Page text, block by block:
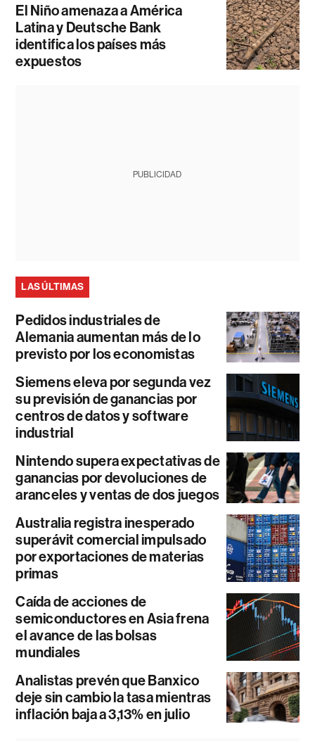
El Niño amenaza a América
Latina y Deutsche Bank
identifica los países más
expuestos
PUBLICIDAD
LAS ÚLTIMAS
Pedidos industriales de
Alemania aumentan más de lo
previsto por los economistas
Siemens eleva por segunda vez
su previsión de ganancias por
centros de datos y software
industrial
Nintendo supera expectativas de
ganancias por devoluciones de
aranceles y ventas de dos juegos
Australia registra inesperado
superávit comercial impulsado
por exportaciones de materias
primas
Caída de acciones de
semiconductores en Asia frena
el avance de las bolsas
mundiales
Analistas prevén que Banxico
deje sin cambio la tasa mientras
inflación baja a 3,13% en julio